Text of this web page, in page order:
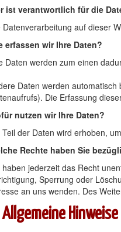
ist verantwortlich für die
Datenverarbeitung auf dieser
erfassen wir Ihre Daten?
Daten werden zum einen
Daten werden
Die Erfassung
nutzen wir Ihre Daten?
Teil der Daten wird erhoben,
Rechte haben Sie
haben jederzeit das Recht
Sperrung oder
an uns wenden. Des